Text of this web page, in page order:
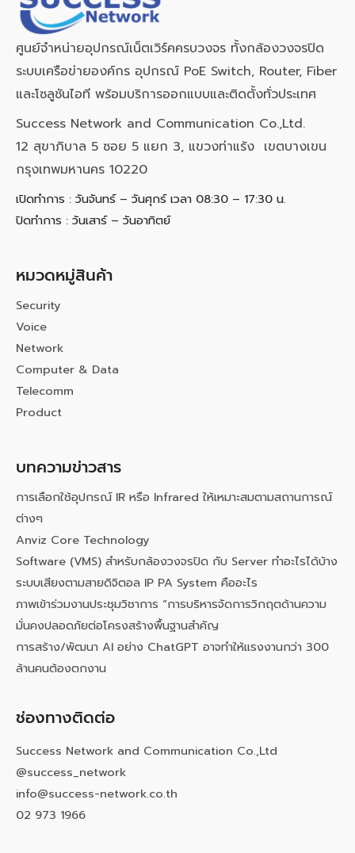
ศูนย์จำหน่ายอุปกรณ์เน็ตเวิร์คครบวงจร ทั้งกล้องวงจรปิด
ระบบเครือข่ายองค์กร อุปกรณ์ PoE Switch, Router, Fiber
และโซลูชันไอที พร้อมบริการออกแบบและติดตั้งทั่วประเทศ
Success Network and Communication Co.,Ltd.
12 สุขาภิบาล 5 ซอย 5 แยก 3, แขวงท่าแร้ง เขตบางเขน
กรุงเทพมหานคร 10220
เปิดทำการ : วันจันทร์ – วันศุกร์ เวลา 08:30 – 17:30 น.
ปิดทำการ : วันเสาร์ – วันอาทิตย์
หมวดหมู่สินค้า
Security
Voice
Network
Computer & Data
Telecomm
Product
บทความข่าวสาร
การเลือกใช้อุปกรณ์ IR หรือ Infrared ให้เหมาะสมตามสถานการณ์
ต่างๆ
Anviz Core Technology
Software (VMS) สำหรับกล้องวงจรปิด กับ Server ทำอะไรได้บ้าง
ระบบเสียงตามสายดิจิตอล IP PA System คืออะไร
ภาพเข้าร่วมงานประชุมวิชาการ “การบริหารจัดการวิกฤตด้านความ
มั่นคงปลอดภัยต่อโครงสร้างพื้นฐานสำคัญ
การสร้าง/พัฒนา AI อย่าง ChatGPT อาจทำให้แรงงานกว่า 300
ล้านคนต้องตกงาน
ช่องทางติดต่อ
Success Network and Communication Co.,Ltd
@success_network
info@success-network.co.th
02 973 1966